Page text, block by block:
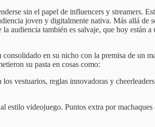
sin el papel de influencers y streamers.
joven y digitalmente nativa. Más allá de
también es salvaje, que hoy están a
en su nicho con la premisa de un
su pasta en cosas como:
vestuarios, reglas innovadoras y
estilo videojuego. Puntos extra por machaques